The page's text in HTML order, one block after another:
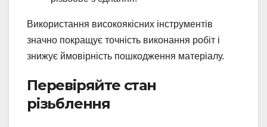
Використання високоякісних інструментів
значно покращує точність виконання робіт і
знижує ймовірність пошкодження матеріалу.
Перевіряйте стан
різьблення